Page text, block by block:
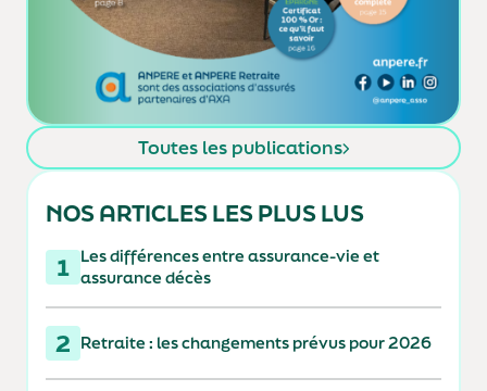
Toutes les publications
NOS ARTICLES LES PLUS LUS
1 Les différences entre assurance-vie et
assurance décès
2 Retraite : les changements prévus pour 2026